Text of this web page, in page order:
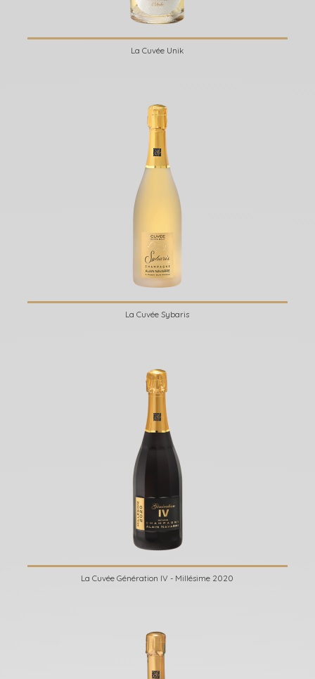
La Cuvée Unik
La Cuvée Sybaris
La Cuvée Génération IV - Millésime 2020